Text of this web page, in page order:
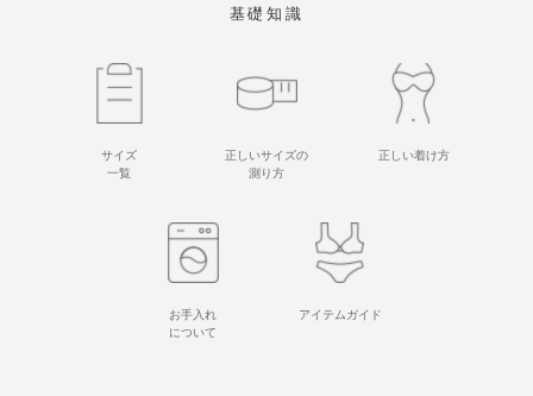
基礎知識
サイズ
一覧
正しいサイズの
測り方
正しい着け方
お手入れ
について
アイテムガイド